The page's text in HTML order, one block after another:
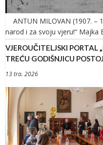
ANTUN MILOVAN (1907. –
narod i za svoju vjeru!“ Majka
VJEROUČITELJSKI PORTAL
TREĆU GODIŠNJICU
13 tra. 2026